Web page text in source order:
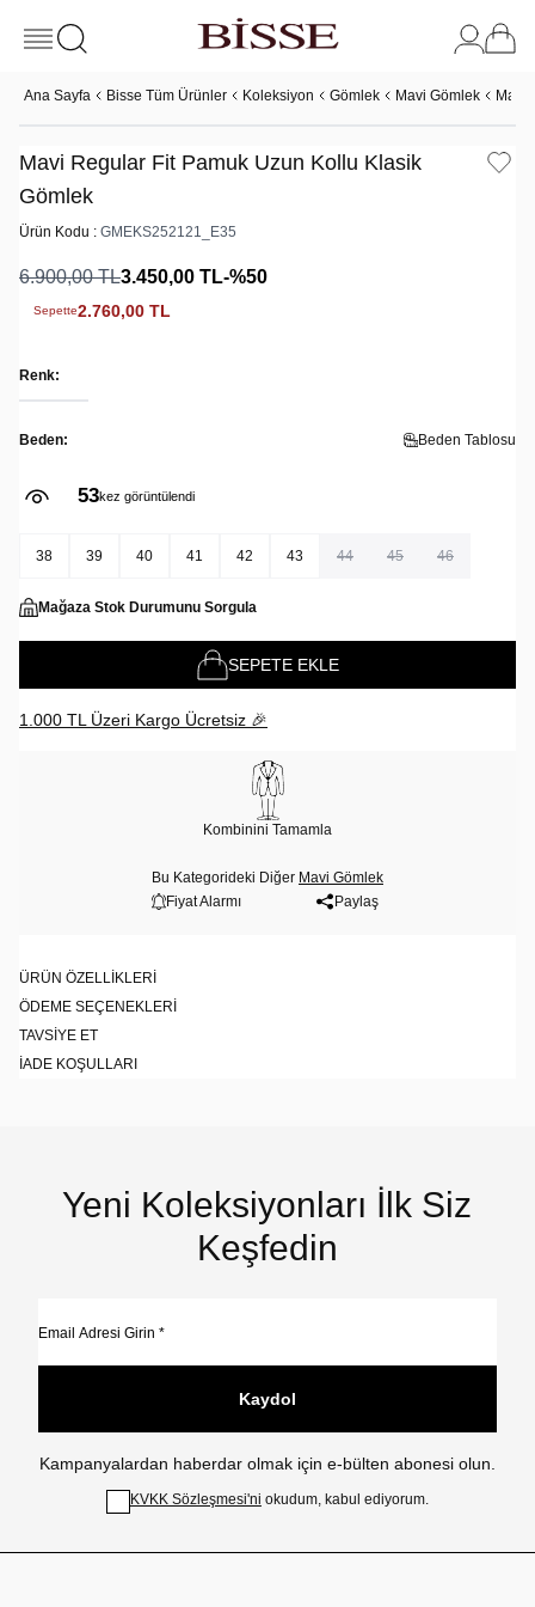
Ana Sayfa Bisse Tüm Ürünler Koleksiyon Gömlek Mavi Gömlek Mavi
Mavi Regular Fit Pamuk Uzun Kollu Klasik
Gömlek
Ürün Kodu : GMEKS252121_E35
6.900,00TL3.450,00 TL-%50
Sepette2.760,00 TL
Renk:
Beden: Beden Tablosu
53kez görüntülendi
38 39 40 41 42 43 44 45 46
Mağaza Stok Durumunu Sorgula
SEPETE EKLE
1.000 TL Üzeri Kargo Ücretsiz 🎉
Kombinini Tamamla
Bu Kategorideki Diğer Mavi Gömlek
Fiyat Alarmı
Paylaş
ÜRÜN ÖZELLIKLERI
ÖDEME SEÇENEKLERI
TAVSIYE ET
İADE KOŞULLARI
Yeni Koleksiyonları İlk Siz
Keşfedin
Kaydol
Kampanyalardan haberdar olmak için e-bülten abonesi olun.
KVKK Sözleşmesi'ni okudum, kabul ediyorum.